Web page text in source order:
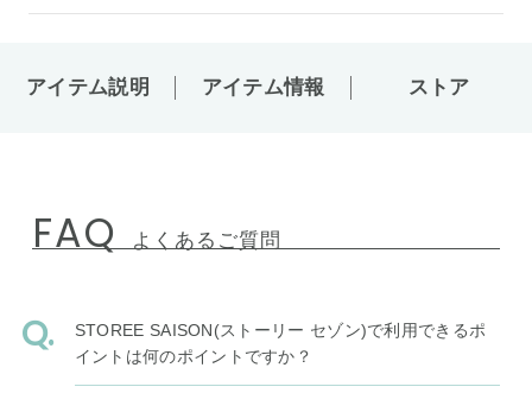
アイテム説明 アイテム情報 ストア
FAQ よくあるご質問
STOREE SAISON(ストーリー セゾン)で利用できるポ
イントは何のポイントですか？